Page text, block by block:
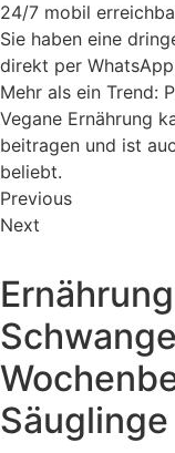
24/7 mobil
Sie haben eine
direkt per
Mehr als ein Trend:
Vegane Ernährung
beitragen und ist
beliebt.
Previous
Next